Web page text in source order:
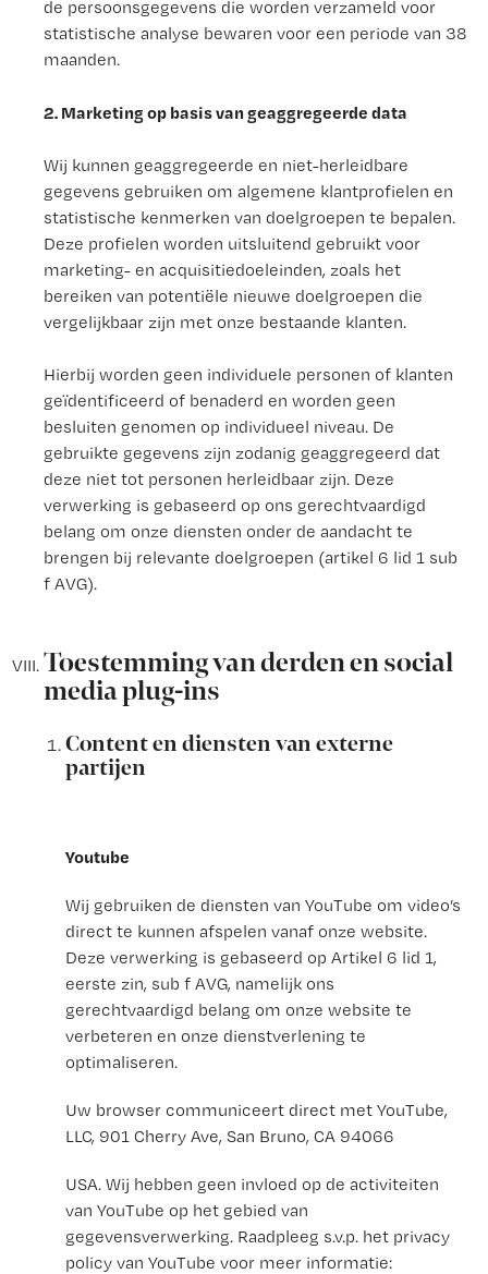
de persoonsgegevens die worden verzameld voor
statistische analyse bewaren voor een periode van 38
maanden.
2. Marketing op basis van geaggregeerde data
Wij kunnen geaggregeerde en niet-herleidbare
gegevens gebruiken om algemene klantprofielen en
statistische kenmerken van doelgroepen te bepalen.
Deze profielen worden uitsluitend gebruikt voor
marketing- en acquisitiedoeleinden, zoals het
bereiken van potentiële nieuwe doelgroepen die
vergelijkbaar zijn met onze bestaande klanten.
Hierbij worden geen individuele personen of klanten
geïdentificeerd of benaderd en worden geen
besluiten genomen op individueel niveau. De
gebruikte gegevens zijn zodanig geaggregeerd dat
deze niet tot personen herleidbaar zijn. Deze
verwerking is gebaseerd op ons gerechtvaardigd
belang om onze diensten onder de aandacht te
brengen bij relevante doelgroepen (artikel 6 lid 1 sub
f AVG).
Toestemming van derden en social
media plug-ins
Content en diensten van externe
partijen
Youtube
Wij gebruiken de diensten van YouTube om video’s
direct te kunnen afspelen vanaf onze website.
Deze verwerking is gebaseerd op Artikel 6 lid 1,
eerste zin, sub f AVG, namelijk ons
gerechtvaardigd belang om onze website te
verbeteren en onze dienstverlening te
optimaliseren.
Uw browser communiceert direct met YouTube,
LLC, 901 Cherry Ave, San Bruno, CA 94066
USA. Wij hebben geen invloed op de activiteiten
van YouTube op het gebied van
gegevensverwerking. Raadpleeg s.v.p. het privacy
policy van YouTube voor meer informatie: